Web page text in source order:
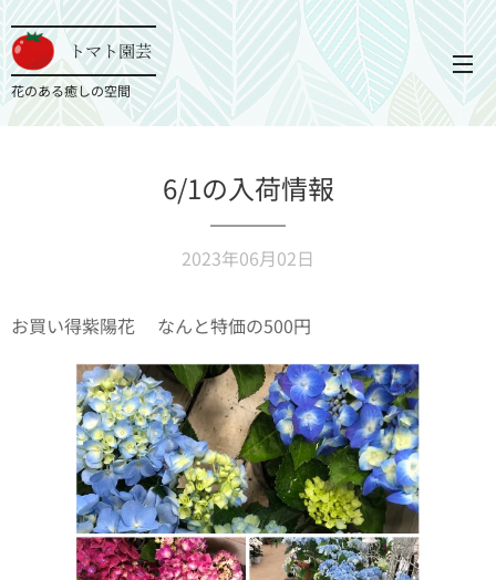
トマト園芸
花のある癒しの空間
6/1の入荷情報
2023年06月02日
お買い得紫陽花❗️なんと特価の500円